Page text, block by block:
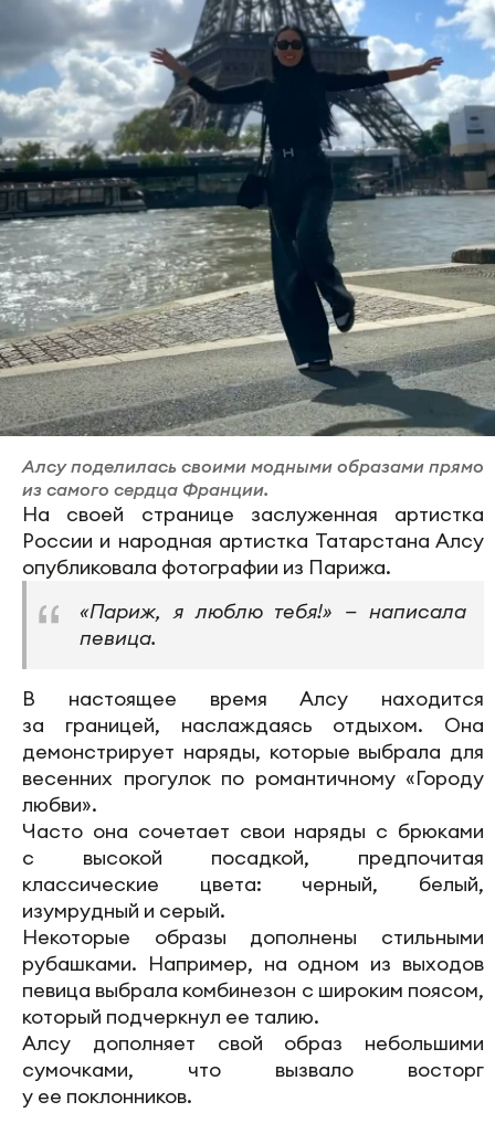
Алсу поделилась своими модными образами прямо
из самого сердца Франции.
На своей странице заслуженная артистка
России и народная артистка Татарстана Алсу
опубликовала фотографии из Парижа.
«Париж, я люблю тебя!» — написала
певица.
В настоящее время Алсу находится
за границей, наслаждаясь отдыхом. Она
демонстрирует наряды, которые выбрала для
весенних прогулок по романтичному «Городу
любви».
Часто она сочетает свои наряды с брюками
с высокой посадкой, предпочитая
классические цвета: черный, белый,
изумрудный и серый.
Некоторые образы дополнены стильными
рубашками. Например, на одном из выходов
певица выбрала комбинезон с широким поясом,
который подчеркнул ее талию.
Алсу дополняет свой образ небольшими
сумочками, что вызвало восторг
у ее поклонников.